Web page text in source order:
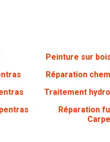
Peinture sur
Réparation
Traitement
Réparation